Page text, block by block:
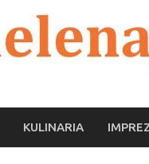
KULINARIA